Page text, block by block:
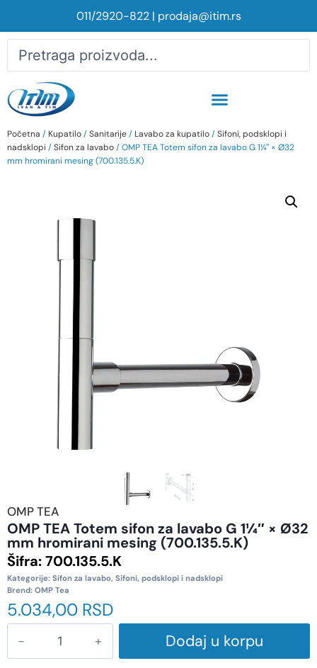
011/2920-822| prodaja@itim.rs
Početna / Kupatilo/Sanitarije/ Lavabo za kupatilo/Sifoni, podsklopi i
nadsklopi /Sifon za lavabo/ OMP TEA Totem sifon za lavabo G 1¼″ × Ø32
mm hromirani mesing (700.135.5.K)
OMP TEA
OMP TEA Totem sifon za lavabo G 1¼″ × Ø32
mm hromirani mesing (700.135.5.K)
Šifra:700.135.5.K
Kategorije: Sifon za lavabo, Sifoni, podsklopi i nadsklopi
Brend: OMP Tea
5.034,00 RSD
Dodaj u korpu